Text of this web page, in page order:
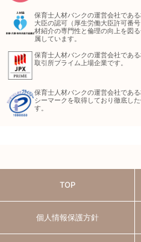
保育士人材バンクの運営会社であ
大臣の認可（厚生労働大臣許可番
材紹介の専門性と倫理の向上を図
属しています。
保育士人材バンクの運営会社であ
取引所プライム上場企業です。
保育士人材バンクの運営会社であ
シーマークを取得しており徹底し
す。
TOP
個人情報保護方針